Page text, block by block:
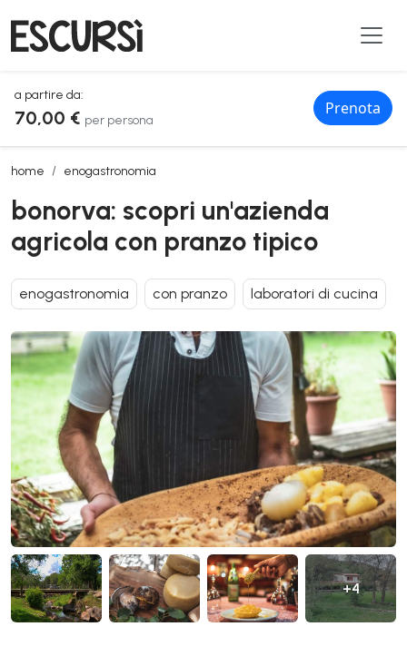
a partire da:
70,00 € per persona
Prenota
home enogastronomia
bonorva: scopri un'azienda agricola con pranzo tipico
bonorva: scopri un'azienda
agricola con pranzo tipico
enogastronomia con pranzo laboratori di cucina
+4